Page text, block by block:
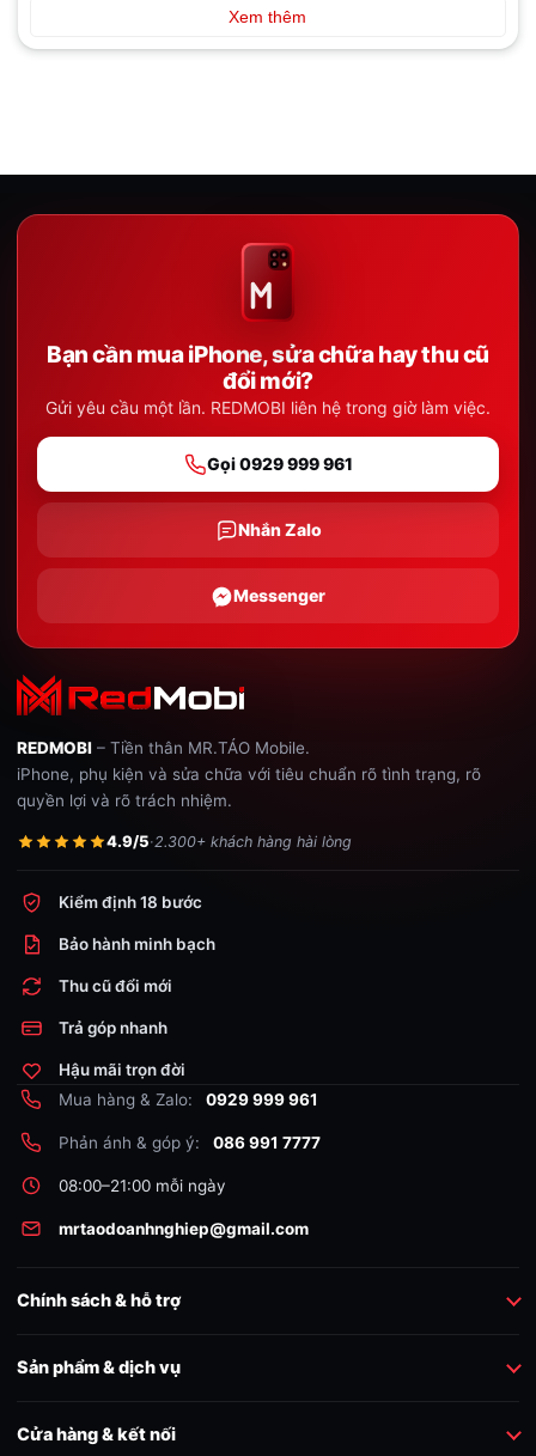
Xem thêm
Bạn cần mua iPhone, sửa chữa hay thu cũ
đổi mới?
Gửi yêu cầu một lần. REDMOBI liên hệ trong giờ làm việc.
Gọi 0929 999 961
Nhắn Zalo
Messenger
REDMOBI – Tiền thân MR.TÁO Mobile.
iPhone, phụ kiện và sửa chữa với tiêu chuẩn rõ tình trạng, rõ
quyền lợi và rõ trách nhiệm.
4.9/5·2.300+ khách hàng hài lòng
Kiểm định 18 bước
Bảo hành minh bạch
Thu cũ đổi mới
Trả góp nhanh
Hậu mãi trọn đời
Mua hàng & Zalo:
0929 999 961
Phản ánh & góp ý: 086 991 7777
08:00–21:00 mỗi ngày
mrtaodoanhnghiep@gmail.com
Chính sách & hỗ trợ
Sản phẩm & dịch vụ
Cửa hàng & kết nối